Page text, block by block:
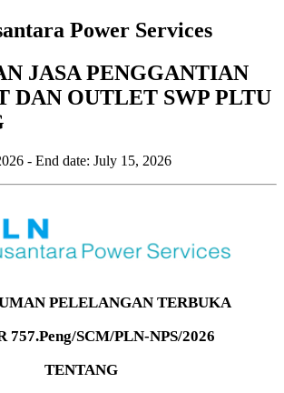
Power Services
JASA PENGGANTIAN
DAN OUTLET SWP PLTU
- End date: July 15, 2026
PELELANGAN TERBUKA
757.Peng/SCM/PLN-NPS/2026
TENTANG